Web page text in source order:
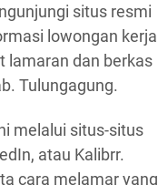
situs resmi
lowongan kerja
lamaran dan berkas
Tulungagung.
melalui situs-situs
atau Kalibrr.
cara melamar yang